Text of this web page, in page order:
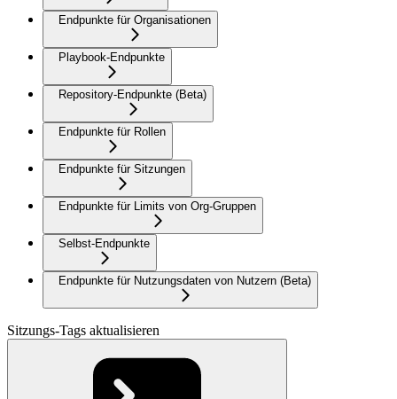
Endpunkte für Organisationen
Playbook-Endpunkte
Repository-Endpunkte (Beta)
Endpunkte für Rollen
Endpunkte für Sitzungen
Endpunkte für Limits von Org-Gruppen
Selbst-Endpunkte
Endpunkte für Nutzungsdaten von Nutzern (Beta)
Sitzungs-Tags aktualisieren